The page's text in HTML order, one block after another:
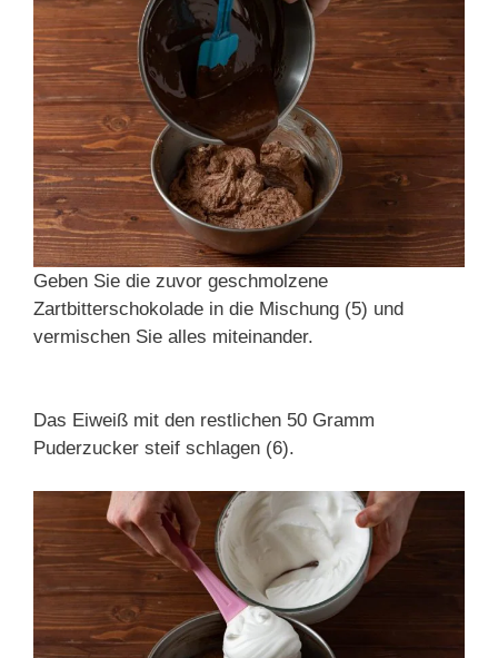
Geben Sie die zuvor geschmolzene
Zartbitterschokolade in die Mischung (5) und
vermischen Sie alles miteinander.
Das Eiweiß mit den restlichen 50 Gramm
Puderzucker steif schlagen (6).